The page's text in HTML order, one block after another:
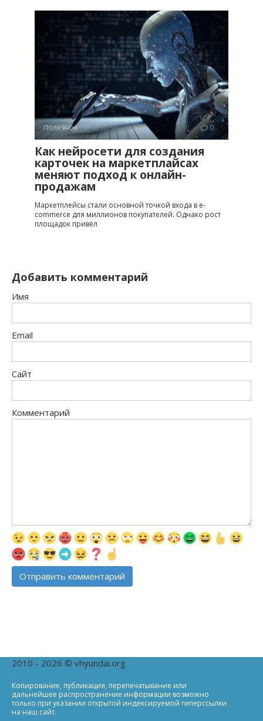
Полезное 0
Как нейросети для создания
карточек на маркетплайсах
меняют подход к онлайн-
продажам
Маркетплейсы стали основной точкой входа в e-
commerce для миллионов покупателей. Однако рост
площадок привёл
Добавить комментарий
Имя
Email
Сайт
Комментарий
2010 - 2026 © vhyundai.org
Копирование, публикация, перепечатывание или
дальнейшее распространение информации возможно
только при указании открытой индексируемой гиперссылки
на наш сайт.